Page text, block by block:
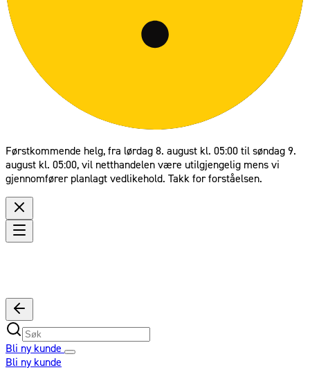
Førstkommende helg, fra lørdag 8. august kl. 05:00 til søndag 9.
august kl. 05:00, vil netthandelen være utilgjengelig mens vi
gjennomfører planlagt vedlikehold. Takk for forståelsen.
Bli ny kunde
Bli ny kunde